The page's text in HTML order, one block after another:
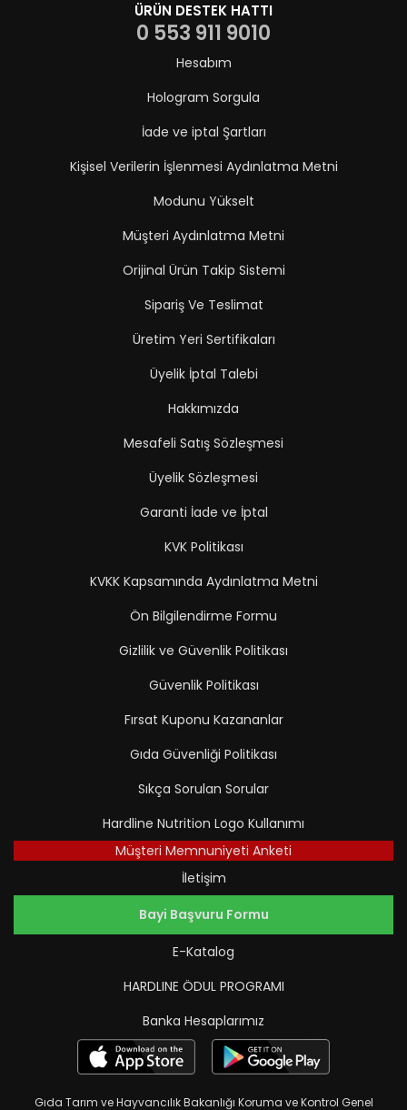
ÜRÜN DESTEK HATTI
0 553 911 9010
Hesabım
Hologram Sorgula
İade ve iptal Şartları
Kişisel Verilerin İşlenmesi Aydınlatma Metni
Modunu Yükselt
Müşteri Aydınlatma Metni
Orijinal Ürün Takip Sistemi
Sipariş Ve Teslimat
Üretim Yeri Sertifikaları
Üyelik İptal Talebi
Hakkımızda
Mesafeli Satış Sözleşmesi
Üyelik Sözleşmesi
Garanti İade ve İptal
KVK Politikası
KVKK Kapsamında Aydınlatma Metni
Ön Bilgilendirme Formu
Gizlilik ve Güvenlik Politikası
Güvenlik Politikası
Fırsat Kuponu Kazananlar
Gıda Güvenliği Politikası
Sıkça Sorulan Sorular
Hardline Nutrition Logo Kullanımı
Müşteri Memnuniyeti Anketi
İletişim
Bayi Başvuru Formu
E-Katalog
HARDLINE ÖDUL PROGRAMI
Banka Hesaplarımız
Gıda Tarım ve Hayvancılık Bakanlığı Koruma ve Kontrol Genel